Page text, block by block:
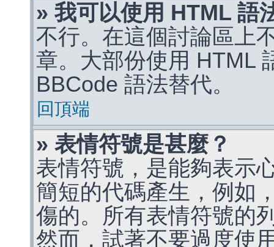
» 我可以使用 HTML 語
不行。在這個討論區上
章。大部份使用 HTML
BBCode 語法替代。
回頂端
» 表情符號是甚麼？
表情符號，是能夠表示
簡短的代碼產生，例如
傷的。所有表情符號的
然而，試著不要過度使